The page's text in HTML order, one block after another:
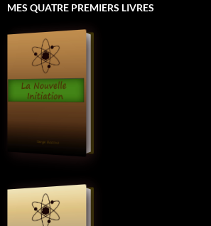
MES QUATRE PREMIERS LIVRES